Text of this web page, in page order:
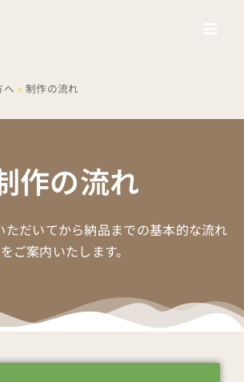
へ 制作の流れ
作の流れ
ただいてから納品までの基本的な流れ
をご案内いたします。